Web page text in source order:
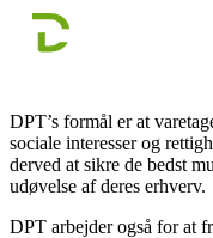
DPT’s formål er at
sociale interesser og
derved at sikre de bedst
udøvelse af deres erhverv.
DPT arbejder også for at